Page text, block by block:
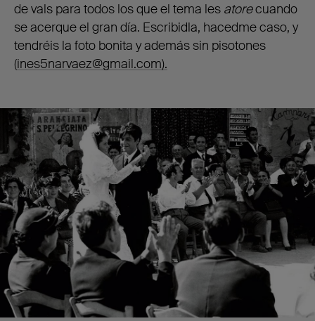
de vals para todos los que el tema les atorecuando
se acerque el gran día. Escribidla, hacedme caso, y
tendréis la foto bonita y además sin pisotones
(ines5narvaez@gmail.com).